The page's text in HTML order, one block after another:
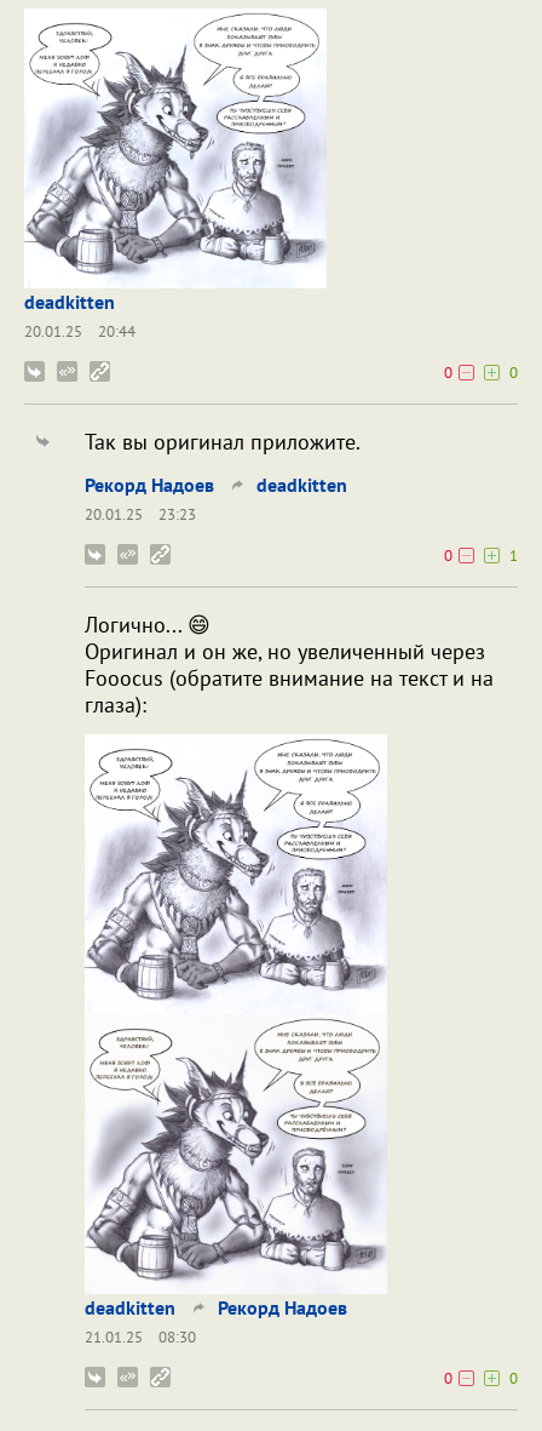
deadkitten
20.01.25
20:44
0
0
Так вы оригинал приложите.
Рекорд Надоев deadkitten
20.01.25
23:23
0
1
Логично... 😄
Оригинал и он же, но увеличенный через
Fooocus (обратите внимание на текст и на
глаза):
deadkitten Рекорд Надоев
21.01.25
08:30
0
0